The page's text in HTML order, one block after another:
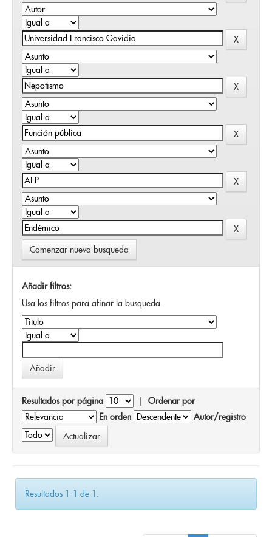
Comenzar nueva busqueda
Añadir filtros:
Usa los filtros para afinar la busqueda.
Resultados por página | Ordenar por
En orden
Autor/registro
Resultados 1-1 de 1.